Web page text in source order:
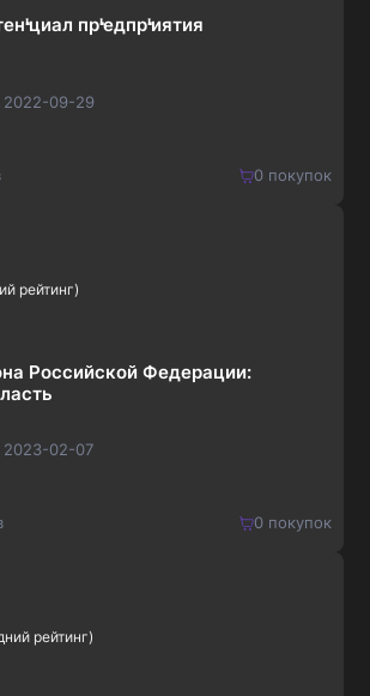
прᡃедпрᡃиятия
2022-09-29
0покупок
рейтинг)
Российской Федерации:
2023-02-07
0покупок
рейтинг)